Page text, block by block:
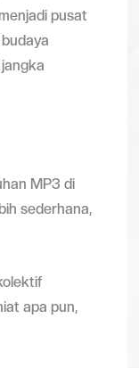
pusat
MP3 di
sederhana,
apa pun,